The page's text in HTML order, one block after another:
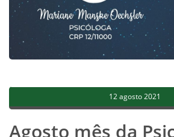
12 agosto 2021
Agosto mês da